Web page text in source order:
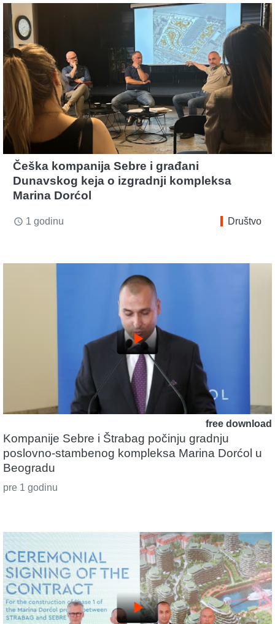
Češka kompanija Sebre i građani
Dunavskog keja o izgradnji kompleksa
Marina Dorćol
access_time 1 godinu Društvo
play_arrow
free download
Kompanije Sebre i Štrabag počinju gradnju
poslovno-stambenog kompleksa Marina Dorćol u
Beogradu
pre 1 godinu
play_arrow